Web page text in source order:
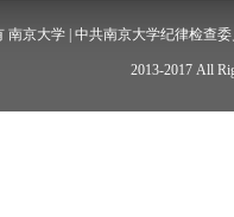
南京大学 | 中共南京大学纪律检查
2013-2017 All